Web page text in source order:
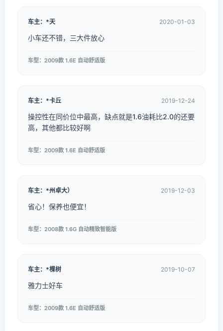
车主：*天 2020-01-03
小车还不错，三大件放心
车型：2009款 1.6E 自动舒适版
车主：*卡丘 2019-12-24
操控性在同价位中最高，缺点就是1.6油耗比2.0的还要
高，其他都比较好啊
车型：2009款 1.6E 自动舒适版
车主：*州卓大） 2019-12-03
省心！保养也便宜！
车型：2008款 1.6G 自动精致智能版
车主：*棵树 2019-10-07
雅力士好车
车型：2009款 1.6E 自动舒适版